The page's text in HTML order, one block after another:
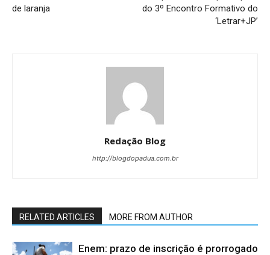
de laranja
do 3º Encontro Formativo do
‘Letrar+JP’
Redação Blog
http://blogdopadua.com.br
RELATED ARTICLES MORE FROM AUTHOR
Enem: prazo de inscrição é prorrogado